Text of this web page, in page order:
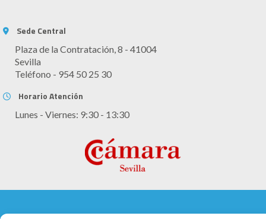
Sede Central
Plaza de la Contratación, 8 - 41004
Sevilla
Teléfono - 954 50 25 30
Horario Atención
Lunes - Viernes: 9:30 - 13:30